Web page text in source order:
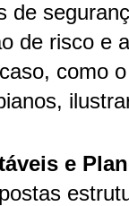
de
de risco e
como
e